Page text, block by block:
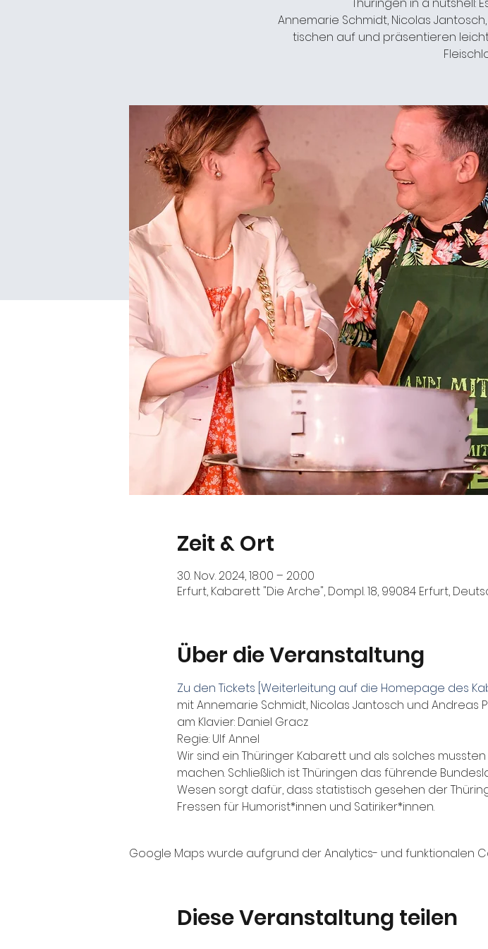
Annemarie Schmidt, Nicolas
tischen auf und präsentieren
Zeit & Ort
30. Nov. 2024, 18:00 – 20:00
Erfurt, Kabarett "Die Arche", Dompl. 18, 99084 Erfurt,
Über die Veranstaltung
Zu den Tickets [Weiterleitung auf die Homepage des
mit Annemarie Schmidt, Nicolas Jantosch und Andreas
am Klavier: Daniel Gracz
Regie: Ulf Annel
Wir sind ein Thüringer Kabarett und als solches
machen. Schließlich ist Thüringen das führende
Wesen sorgt dafür, dass statistisch gesehen der
Fressen für Humorist*innen und Satiriker*innen.
Google Maps wurde aufgrund der Analytics- und funktionalen
Diese Veranstaltung teilen